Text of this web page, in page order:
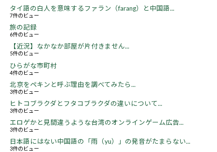
タイ語の白人を意味するファラン（farang）と中国語...
7件のビュー
旅の記録
6件のビュー
【近況】なかなか部屋が片付きません...
5件のビュー
ひらがな市町村
4件のビュー
北京をペキンと呼ぶ理由を調べてみたら...
3件のビュー
ヒトコブラクダとフタコブラクダの違いについて...
3件のビュー
エロゲかと見間違うような台湾のオンラインゲーム広告...
3件のビュー
日本語にはない中国語の「雨（yu）」の発音がたまらない...
3件のビュー